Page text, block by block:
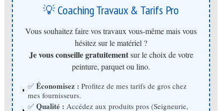
💡 Coaching Travaux & Tarifs Pro
Vous souhaitez faire vos travaux vous-même mais vous
hésitez sur le matériel ?
Je vous conseille gratuitementsur le choix de votre
peinture, parquet ou lino.
✅ Économisez : Profitez de mes tarifs de gros chez
mes fournisseurs.
✅ Qualité : Accédez aux produits pros (Seigneurie,